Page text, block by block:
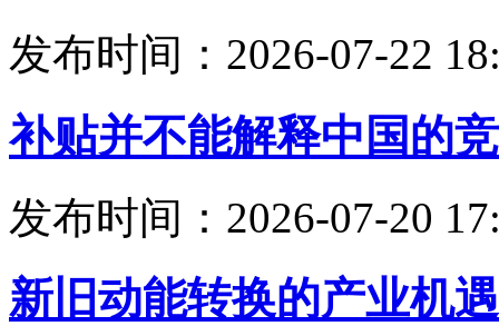
发布时间：2026-07-22
补贴并不能解释中国的
发布时间：2026-07-20
新旧动能转换的产业机